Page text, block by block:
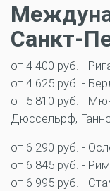
Санкт-
от 4 400 руб. -
от 4 625 руб. -
от 5 810 руб. -
Дюссельрф,
от 6 290 руб. -
от 6 845 руб. -
от 6 995 руб. -